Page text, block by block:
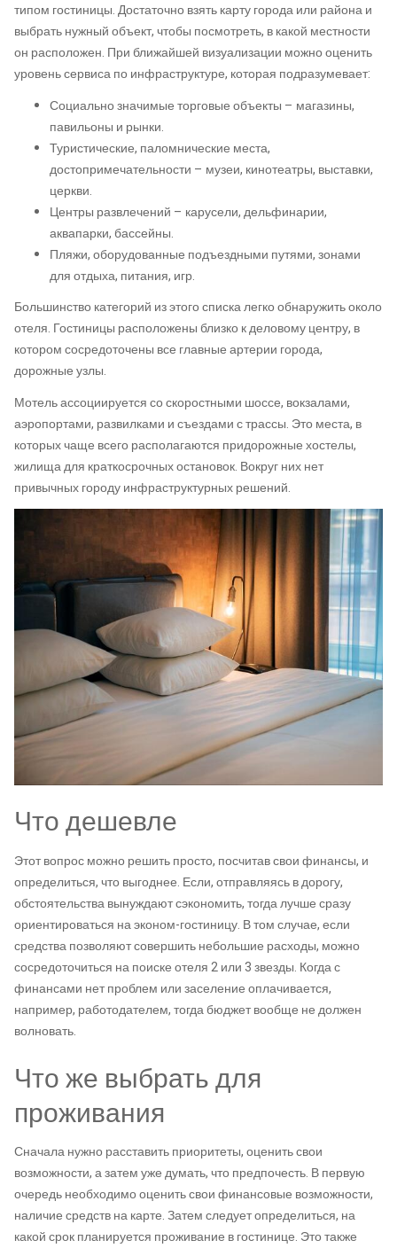
типом гостиницы. Достаточно взять карту города или района и
выбрать нужный объект, чтобы посмотреть, в какой местности
он расположен. При ближайшей визуализации можно оценить
уровень сервиса по инфраструктуре, которая подразумевает:
Социально значимые торговые объекты – магазины,
павильоны и рынки.
Туристические, паломнические места,
достопримечательности – музеи, кинотеатры, выставки,
церкви.
Центры развлечений – карусели, дельфинарии,
аквапарки, бассейны.
Пляжи, оборудованные подъездными путями, зонами
для отдыха, питания, игр.
Большинство категорий из этого списка легко обнаружить около
отеля. Гостиницы расположены близко к деловому центру, в
котором сосредоточены все главные артерии города,
дорожные узлы.
Мотель ассоциируется со скоростными шоссе, вокзалами,
аэропортами, развилками и съездами с трассы. Это места, в
которых чаще всего располагаются придорожные хостелы,
жилища для краткосрочных остановок. Вокруг них нет
привычных городу инфраструктурных решений.
Что дешевле
Этот вопрос можно решить просто, посчитав свои финансы, и
определиться, что выгоднее. Если, отправляясь в дорогу,
обстоятельства вынуждают сэкономить, тогда лучше сразу
ориентироваться на эконом-гостиницу. В том случае, если
средства позволяют совершить небольшие расходы, можно
сосредоточиться на поиске отеля 2 или 3 звезды. Когда с
финансами нет проблем или заселение оплачивается,
например, работодателем, тогда бюджет вообще не должен
волновать.
Что же выбрать для
проживания
Сначала нужно расставить приоритеты, оценить свои
возможности, а затем уже думать, что предпочесть. В первую
очередь необходимо оценить свои финансовые возможности,
наличие средств на карте. Затем следует определиться, на
какой срок планируется проживание в гостинице. Это также